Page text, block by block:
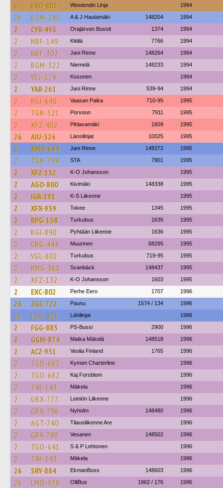
2 EXO-802 Westendin Linja 1994
26 BZM-245 A & J Hautamäki 148204 1994
2 CYR-493 Orajärven Bussit 1374 1994
2 NBF-149 Kittilä 7766 1994
2 NBF-302 Jani Rinne 148264 1994
2 BGM-322 Niemelä 148233 1994
2 YEJ-174 Kosonen 1994
2 YAR-261 Jani Rinne 539-94 1994
2 RGJ-640 Vaasan Paika 710-95 1995
2 TGN-521 Porvoon 7911 1995
2 XFZ-402 Pihlavamäki 1609 1995
26 AIU-326 Länsilinjat 10025 1995
2 XMO-644 Jani Rinne 148372 1995
2 TGN-794 STA 7901 1995
2 XFZ-132 K-O Johansson 1995
2 AGO-800 Kivimäki 148338 1995
2 IGR-291 K-S Liikenne 1995
2 XFX-959 Tokee 1345 1995
2 RPG-138 Turkubus 1635 1995
2 KGI-890 Pyhtään Liikenne 1636 1995
2 CBG-444 Muurinen 68295 1995
2 VGL-602 Turkubus 719-95 1995
2 RMG-363 Svanbäck 148437 1995
2 XFZ-132 K-O Johansson 1603 1995
2 EXC-802 Perhe Eero 1707 1996
26 ZGC-722 Paunu 1574 / 134 1996
26 EGU-916 Lähilinjat 1996
2 FGG-883 PS-Bussi 2900 1996
2 GGM-874 Matka Mäkelä 148518 1996
2 ACZ-951 Veolia Finland 1765 1996
2 TGO-682 Kymen Charterline 1996
2 TGO-682 Kaj Forsblom 1996
2 TNI-143 Mäkela 1996
2 GBX-777 Leiniön Liikenne 1996
2 GBX-796 Nyholm 148480 1996
2 AGT-740 Tilausliikenne Are 1996
2 GBV-790 Vesanen 148502 1996
2 TGO-641 S & P Lehtonen 1996
2 TNI-143 Mäkela 1996
26 SRY-884 EkmanBuss 148603 1996
26 LMO-570 OlliBus 1962 / 176 1996